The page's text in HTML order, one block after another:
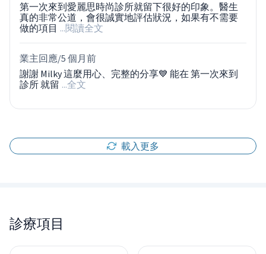
第一次來到愛麗思時尚診所就留下很好的印象。醫生
真的非常公道，會很誠實地評估狀況，如果有不需要
做的項目 ...閱讀全文
業主回應/5 個月前
謝謝 Milky 這麼用心、完整的分享💙 能在 第一次來到
診所 就留 ...全文
載入更多
診療項目